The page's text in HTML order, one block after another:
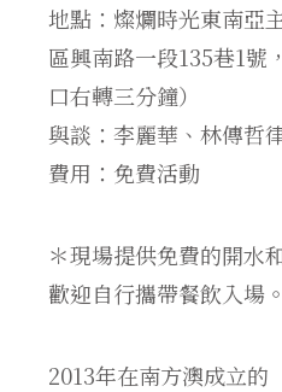
地點：燦爛時光東南亞
區興南路一段135巷1號
口右轉三分鐘）
與談：李麗華、林傳哲
費用：免費活動
＊現場提供免費的開水
歡迎自行攜帶餐飲入場。
2013年在南方澳成立的